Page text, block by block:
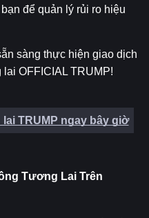
để quản lý rủi ro hiệu
sàng thực hiện giao dịch
OFFICIAL TRUMP!
TRUMP ngay bây giờ
Tương Lai Trên